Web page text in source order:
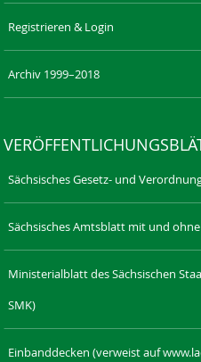
Registrieren & Login
Archiv 1999–2018
Sächsisches Gesetz- und
Sächsisches Amtsblatt mit und
Ministerialblatt des Sächsischen
SMK)
Einbanddecken (verweist auf